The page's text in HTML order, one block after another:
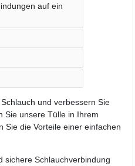
auf ein
und verbessern Sie
Sie unsere Tülle in Ihrem
Sie die Vorteile einer einfachen
sichere Schlauchverbindung